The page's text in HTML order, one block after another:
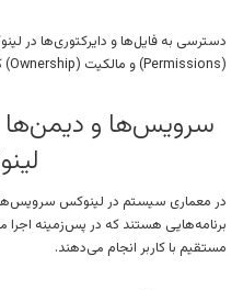
دسترسی به فایل‌ها و دایرکتوری‌ها در
(Permissions) و مالکیت (Ownership) کنترل می‌شود.
سرویس‌ها و
برنامه‌هایی هستند که در پس‌زمینه
مستقیم با کاربر انجام می‌دهند.